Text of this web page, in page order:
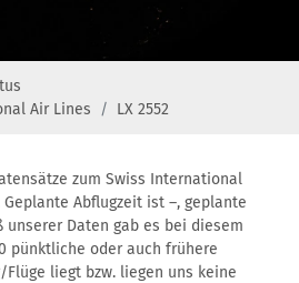
Air Lines
LX 2552
zum Swiss International
Geplante Abflugzeit ist –, geplante
unserer Daten gab es bei diesem
pünktliche oder auch frühere
Flüge liegt bzw. liegen uns keine